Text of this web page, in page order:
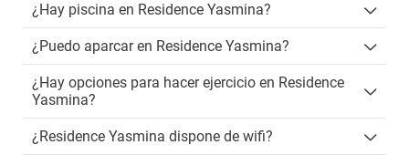
¿Hay piscina en Residence Yasmina?
¿Puedo aparcar en Residence Yasmina?
¿Hay opciones para hacer ejercicio en Residence
Yasmina?
¿Residence Yasmina dispone de wifi?